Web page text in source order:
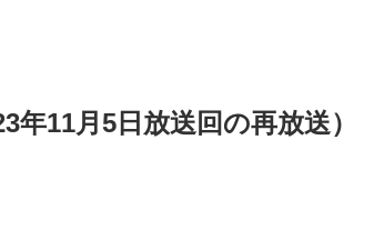
11月5日放送回の再放送）